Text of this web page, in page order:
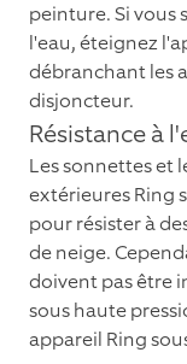
peinture. Si vous
l'eau, éteignez
débranchant les
disjoncteur.
Résistance à
Les sonnettes et
extérieures Ring
pour résister à
de neige.
doivent pas être
sous haute
appareil Ring